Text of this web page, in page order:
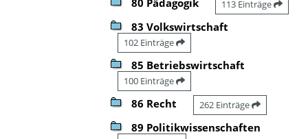
113 Einträge
83 Volkswirtschaft
102 Einträge
85 Betriebswirtschaft
100 Einträge
86 Recht 262 Einträge
89 Politikwissenschaften